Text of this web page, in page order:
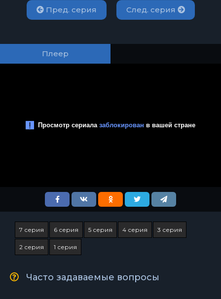
Пред. серия След. серия
Плеер
7 серия 6 серия 5 серия 4 серия 3 серия
2 серия 1 серия
Часто задаваемые вопросы